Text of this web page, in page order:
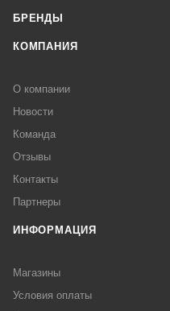
БРЕНДЫ
КОМПАНИЯ
О компании
Новости
Команда
Отзывы
Контакты
Партнеры
ИНФОРМАЦИЯ
Магазины
Условия оплаты